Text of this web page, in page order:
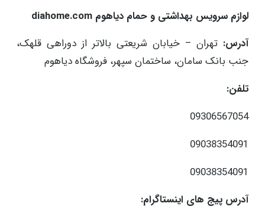
لوازم سرویس بهداشتی و حمام دیاهوم diahome.com
آدرس:تهران – خیابان شریعتی بالاتر از دوراهی قلهک،
جنب بانک سامان، ساختمان سپهر، فروشگاه دیاهوم
تلفن:
09306567054
09038354091
09038354091
آدرس پیج های اینستاگرام: